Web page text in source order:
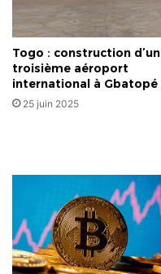
Togo : construction d’un
troisième aéroport
international à Gbatopé
25 juin 2025